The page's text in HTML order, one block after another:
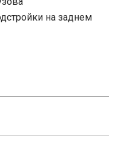
на заднем